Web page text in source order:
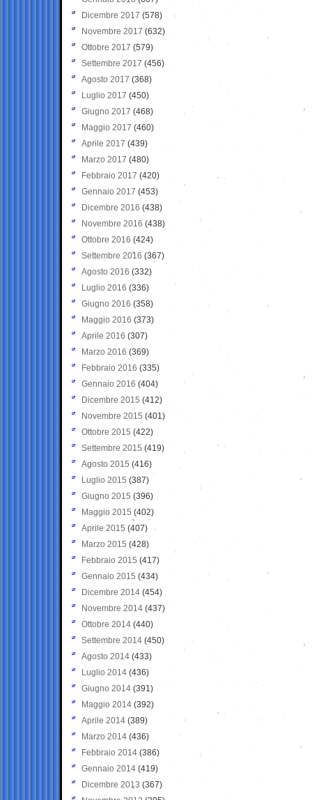
Dicembre 2017 (578)
Novembre 2017 (632)
Ottobre 2017 (579)
Settembre 2017 (456)
Agosto 2017 (368)
Luglio 2017 (450)
Giugno 2017 (468)
Maggio 2017 (460)
Aprile 2017 (439)
Marzo 2017 (480)
Febbraio 2017 (420)
Gennaio 2017 (453)
Dicembre 2016 (438)
Novembre 2016 (438)
Ottobre 2016 (424)
Settembre 2016 (367)
Agosto 2016 (332)
Luglio 2016 (336)
Giugno 2016 (358)
Maggio 2016 (373)
Aprile 2016 (307)
Marzo 2016 (369)
Febbraio 2016 (335)
Gennaio 2016 (404)
Dicembre 2015 (412)
Novembre 2015 (401)
Ottobre 2015 (422)
Settembre 2015 (419)
Agosto 2015 (416)
Luglio 2015 (387)
Giugno 2015 (396)
Maggio 2015 (402)
Aprile 2015 (407)
Marzo 2015 (428)
Febbraio 2015 (417)
Gennaio 2015 (434)
Dicembre 2014 (454)
Novembre 2014 (437)
Ottobre 2014 (440)
Settembre 2014 (450)
Agosto 2014 (433)
Luglio 2014 (436)
Giugno 2014 (391)
Maggio 2014 (392)
Aprile 2014 (389)
Marzo 2014 (436)
Febbraio 2014 (386)
Gennaio 2014 (419)
Dicembre 2013 (367)